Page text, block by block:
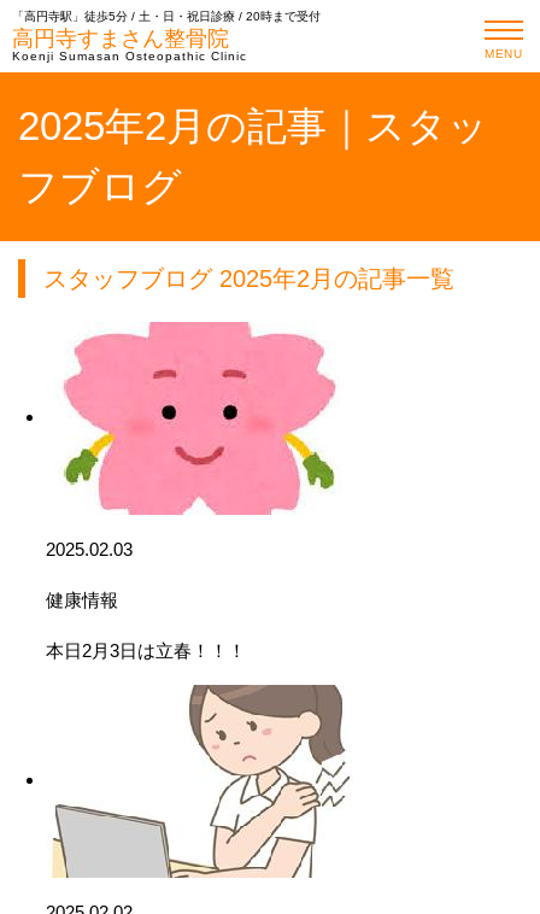
「高円寺駅」徒歩5分 / 土・日・祝日診療 / 20時まで受付
高円寺すまさん整骨院
Koenji Sumasan Osteopathic Clinic MENU
2025年2月の記事｜スタッ
フブログ
スタッフブログ 2025年2月の記事一覧
2025.02.03
健康情報
本日2月3日は立春！！！